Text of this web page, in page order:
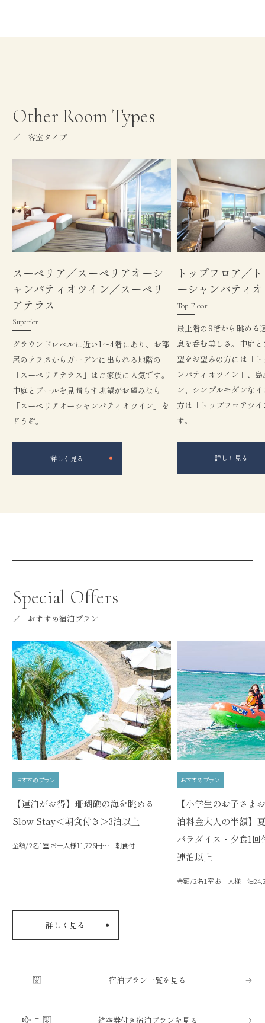
Other Room Types
客室タイプ
スーペリア／スーペリアオーシ
ャンパティオツイン／スーペリ
アテラス
Superior
グラウンドレベルに近い1〜4階にあり、お部
屋のテラスからガーデンに出られる地階の
「スーペリアテラス」はご家族に人気です。
中庭とプールを見晴らす眺望がお望みなら
「スーペリアオーシャンパティオツイン」を
どうぞ。
詳しく見る
トップフロア／
ーシャンパティ
Top Floor
最上階の9階から眺める
息を呑む美しさ。中庭
望をお望みの方には「
ンパティオツイン」、
ン、シンプルモダンな
方は「トップフロアツ
す。
詳しく見る
Special Offers
おすすめ宿泊プラン
おすすめプラン
【連泊がお得】珊瑚礁の海を眺める
Slow Stay＜朝食付き＞3泊以上
金額/ 2名1室 お一人様11,726円～ 朝食付
おすすめプラン
【小学生のお子さま
泊料金大人の半額】
パラダイス・夕食1回
連泊以上
金額/ 2名1室 お一人様一泊
詳しく見る
宿泊プラン一覧を見る
航空券付き宿泊プランを見る